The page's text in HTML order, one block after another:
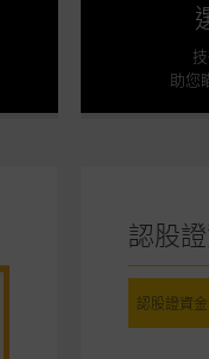
助您
認股
認股證資